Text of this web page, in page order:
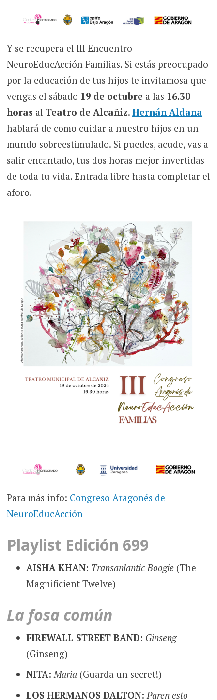
Y se recupera el III Encuentro
NeuroEducAcción Familias. Si estás preocupado
por la educación de tus hijos te invitamosa que
vengas el sábado 19 de octubre a las 16.30
horas al Teatro de Alcañiz. Hernán Aldana
hablará de como cuidar a nuestro hijos en un
mundo sobreestimulado. Si puedes, acude, vas a
salir encantado, tus dos horas mejor invertidas
de toda tu vida. Entrada libre hasta completar el
aforo.
Para más info: Congreso Aragonés de
NeuroEducAcción
Playlist Edición 699
AISHA KHAN: Transanlantic Boogie (The
Magnificient Twelve)
La fosa común
FIREWALL STREET BAND: Ginseng
(Ginseng)
NITA:Maria(Guarda un secret!)
LOS HERMANOS DALTON: Paren esto